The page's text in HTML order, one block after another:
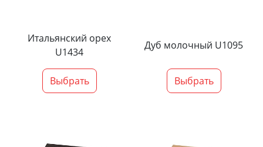
Итальянский орех
U1434
Выбрать
Дуб молочный U1095
Выбрать